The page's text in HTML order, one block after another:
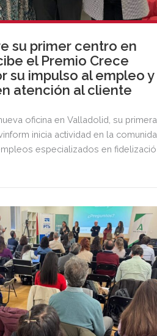
su primer centro en
el Premio Crece
su impulso al empleo y
atención al cliente
oficina en Valladolid, su primera
inicia actividad en la
especializados en